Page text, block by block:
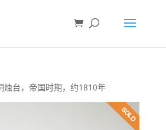
烛台，帝国时期，约1810年